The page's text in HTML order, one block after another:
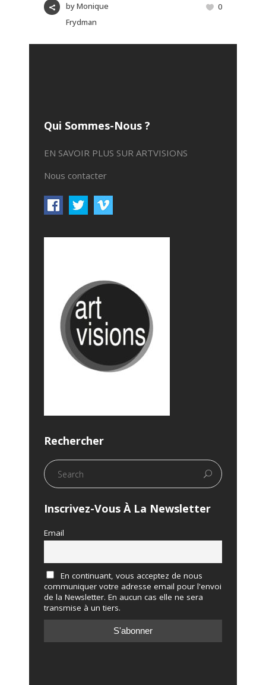
byMonique
Frydman
0
Qui Sommes-Nous ?
EN SAVOIR PLUS SUR ARTVISIONS
Nous contacter
Rechercher
Inscrivez-Vous À La Newsletter
Email
En continuant, vous acceptez de nous
communiquer votre adresse email pour l'envoi
de la Newsletter. En aucun cas elle ne sera
transmise à un tiers.